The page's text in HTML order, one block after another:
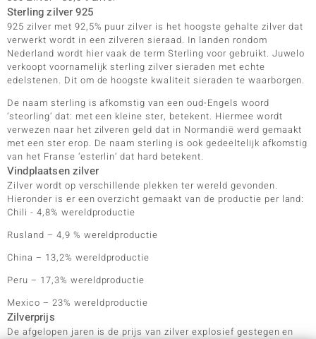
Sterling zilver 925
925 zilver met 92,5% puur zilver is het hoogste gehalte zilver dat
verwerkt wordt in een zilveren sieraad. In landen rondom
Nederland wordt hier vaak de term Sterling voor gebruikt. Juwelo
verkoopt voornamelijk sterling zilver sieraden met echte
edelstenen. Dit om de hoogste kwaliteit sieraden te waarborgen.
De naam sterling is afkomstig van een oud-Engels woord
‘steorling‘ dat: met een kleine ster, betekent. Hiermee wordt
verwezen naar het zilveren geld dat in Normandië werd gemaakt
met een ster erop. De naam sterling is ook gedeeltelijk afkomstig
van het Franse ‘esterlin‘ dat hard betekent.
Vindplaatsen zilver
Zilver wordt op verschillende plekken ter wereld gevonden.
Hieronder is er een overzicht gemaakt van de productie per land:
Chili - 4,8% wereldproductie
Rusland – 4,9 % wereldproductie
China – 13,2% wereldproductie
Peru – 17,3% wereldproductie
Mexico – 23% wereldproductie
Zilverprijs
De afgelopen jaren is de prijs van zilver explosief gestegen en